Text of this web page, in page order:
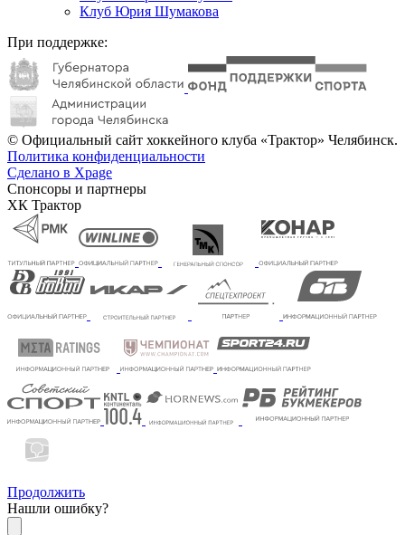
Клуб Юрия Шумакова
При поддержке:
© Официальный сайт хоккейного клуба «Трактор» Челябинск.
Политика конфиденциальности
Сделано в Xpage
Спонсоры и партнеры
ХК Трактор
Продолжить
Нашли ошибку?